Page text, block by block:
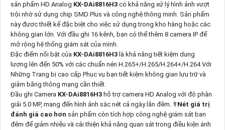
sản phẩm HD Analog KX-DAi8816H3 có khả năng xử lý hình ảnh vượt
trội nhờ sử dụng chip SMD Plus và công nghệ thông minh. Sản phẩm
này được thiết kế đặc biệt cho việc sử dụng trong kho hàng hoặc các
không gian lớn. Với đầu ghi 16 kênh, bạn có thể thêm 8 camera IP để
mở rộng hệ thống giám sát của mình.
Đặc điểm nổi bật của KX-DAi8816H3 là khả năng tiết kiệm dung
lượng lên đến 50% với các chuẩn nén H.265+/H.265/H.264+/H.264 Với
Những Trang bị cao cấp Phục vụ bạn tiết kiệm không gian lưu trữ và
giảm băng thông mạng cần thiết.
Đầu ghi Camera KX-DAi8816H3 hỗ trợ camera HD Analog với độ phân
giải 5.0 MP, mang đến hình ảnh sắc nét cả ngày lẫn đêm. ☤Nét giá trị
đánh giá cao hơn sản phẩm còn tích hợp công nghệ giám sát ban
đêm để giảm nhiễu và cải thiện khả năng quan sát trong điều kiện ánh